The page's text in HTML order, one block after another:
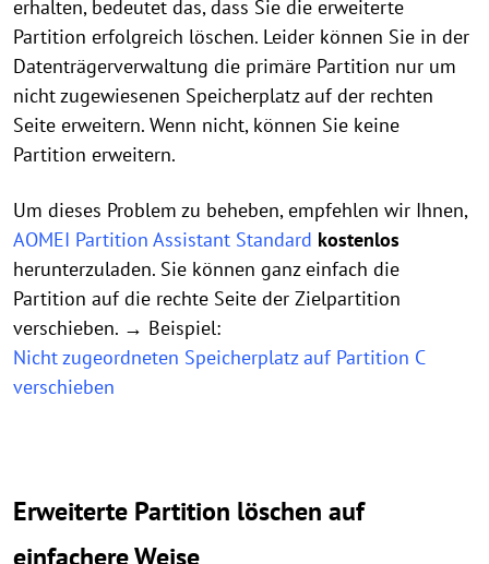
erhalten, bedeutet das, dass Sie die erweiterte
Partition erfolgreich löschen. Leider können Sie in der
Datenträgerverwaltung die primäre Partition nur um
nicht zugewiesenen Speicherplatz auf der rechten
Seite erweitern. Wenn nicht, können Sie keine
Partition erweitern.
Um dieses Problem zu beheben, empfehlen wir Ihnen,
AOMEI Partition Assistant Standard kostenlos
herunterzuladen. Sie können ganz einfach die
Partition auf die rechte Seite der Zielpartition
verschieben. → Beispiel:
Nicht zugeordneten Speicherplatz auf Partition C
verschieben
Erweiterte Partition löschen auf
einfachere Weise